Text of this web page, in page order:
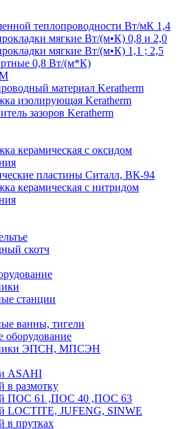
теплопроводности Вт/мК 1,4
мягкие Вт/(м•К) 0,8 и 2,0
мягкие Вт/(м•К) 1,1 ; 2,5
0,8 Вт/(м*К)
материал Keratherm
изолирующая Keratherm
зазоров Keratherm
керамическая с оксидом
пластины Ситалл, ВК-94
керамическая с нитридом
скотч
станции
ванны, тигели
оборудование
ЭПСН, МПСЭН
ASAHI
в размотку
ПОС 61 ,ПОС 40 ,ПОС 63
LOCTITE, JUFENG, SINWE
в прутках